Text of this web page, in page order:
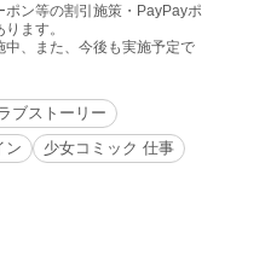
ン等の割引施策・PayPayポ
ます。
中、また、今後も実施予定で
ブストーリー
ン
少女コミック 仕事